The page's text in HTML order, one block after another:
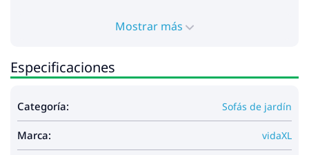
Mostrar más
Especificaciones
Categoría: Sofás de jardín
Marca: vidaXL